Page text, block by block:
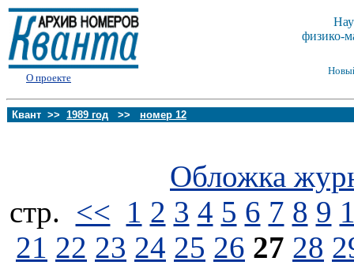
О проекте
физико-
Квант >> 1989 год >> номер 12
Обложка
стp. << 1 2 3 4 5 6 7 8 9
21 22 23 24 25 26 27 28